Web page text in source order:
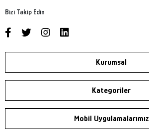
Bizi Takip Edin
Kurumsal
Kategoriler
Mobil Uygulamalarımız